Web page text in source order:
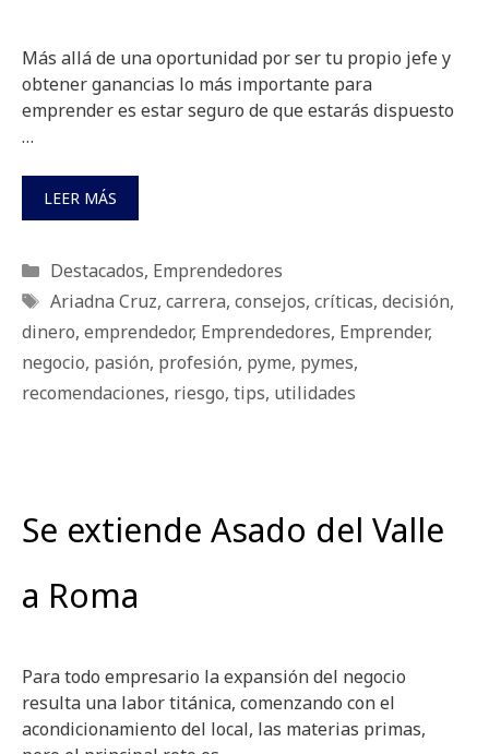
Más allá de una oportunidad por ser tu propio jefe y
obtener ganancias lo más importante para
emprender es estar seguro de que estarás dispuesto
…
LEER MÁS
Categorías
Destacados, Emprendedores
Etiquetas
Ariadna Cruz, carrera, consejos, críticas, decisión,
dinero, emprendedor, Emprendedores, Emprender,
negocio, pasión, profesión, pyme, pymes,
recomendaciones, riesgo, tips, utilidades
Se extiende Asado del Valle
a Roma
Para todo empresario la expansión del negocio
resulta una labor titánica, comenzando con el
acondicionamiento del local, las materias primas,